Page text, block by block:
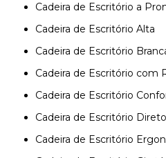
Cadeira de Escritório a
Cadeira de Escritório Alta
Cadeira de Escritório
Cadeira de Escritório com
Cadeira de Escritório
Cadeira de Escritório
Cadeira de Escritório